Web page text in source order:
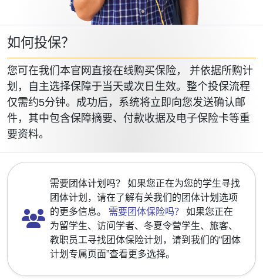
如何投保？
您可在我们本官网直接在线购买保险， 并依据所购计
划，自主选择保障于当天或次日生效。整个投保流程
仅需约5分钟。成功后，系统将立即向您发送确认邮
件，其中包含保障摘要、付款收据及电子保险卡等重
要资料。
需要团体计划吗？
如果您正在为您的学生寻找
团体计划，请在了解有关我们的团体计划选项
的更多信息。 需要团体保险吗？
如果您正在
为留学生、访问学者、冬夏令营学生、旅客、
教职员工寻找团体保险计划，请到我们的“团体
计划专属页面”查看更多选择。